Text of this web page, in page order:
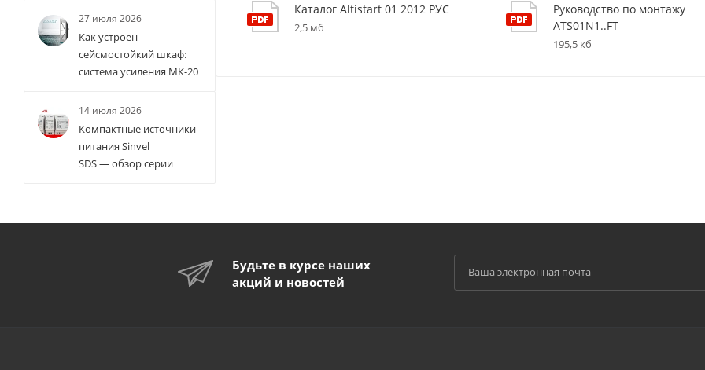
Каталог Altistart 01 2012 РУС
2,5 мб
Руководство по монтажу
ATS01N1..FT
195,5 кб
27 июля 2026
Как устроен
сейсмостойкий шкаф:
система усиления МК-20
14 июля 2026
Компактные источники
питания Sinvel
SDS — обзор серии
Будьте в курсе наших
акций и новостей